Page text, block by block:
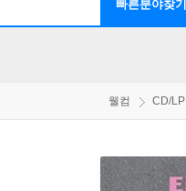
빠른분야찾기
웰컴 CD/LP